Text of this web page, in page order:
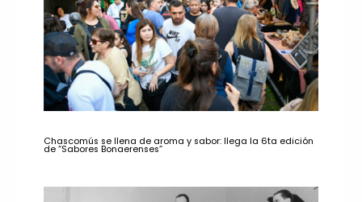
Chascomús se llena de aroma y sabor: llega la 6ta edición
de “Sabores Bonaerenses”